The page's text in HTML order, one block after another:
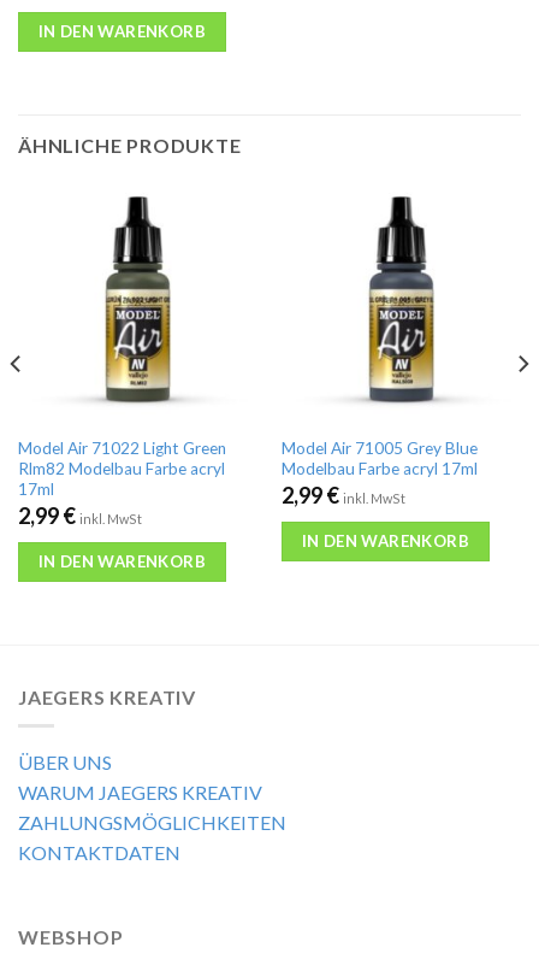
IN DEN WARENKORB
ÄHNLICHE PRODUKTE
Model Air 71022 Light Green
Rlm82 Modelbau Farbe acryl
17ml
2,99€ inkl. MwSt
IN DEN WARENKORB
Model Air 71005 Grey Blue
Modelbau Farbe acryl 17ml
2,99€ inkl. MwSt
IN DEN WARENKORB
JAEGERS KREATIV
ÜBER UNS
WARUM JAEGERS KREATIV
ZAHLUNGSMÖGLICHKEITEN
KONTAKTDATEN
WEBSHOP